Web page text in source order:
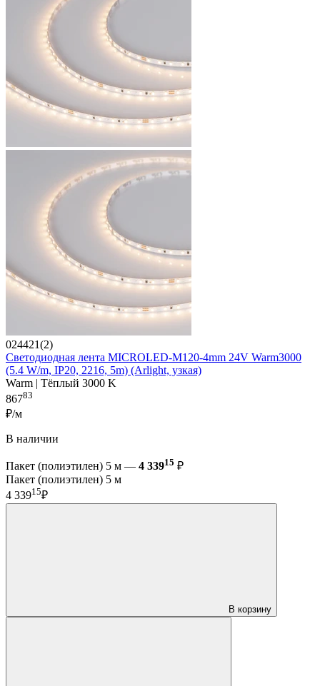
024421(2)
Светодиодная лента MICROLED-M120-4mm 24V Warm3000
(5.4 W/m, IP20, 2216, 5m) (Arlight, узкая)
Warm | Тёплый 3000 K
86783
₽/м
В наличии
Пакет (полиэтилен) 5 м — 4 33915 ₽
Пакет (полиэтилен) 5 м
4 33915₽
В корзину